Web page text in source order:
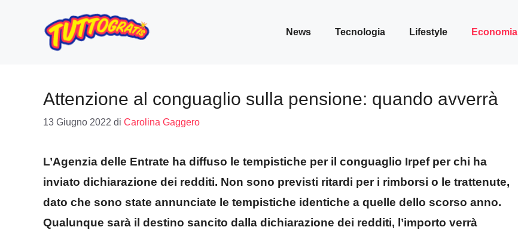
contenuto
News Tecnologia Lifestyle Economia
Attenzione al conguaglio sulla pensione: quando avverrà
13 Giugno 2022 di Carolina Gaggero
L’Agenzia delle Entrate ha diffuso le tempistiche per il conguaglio Irpef per chi ha
inviato dichiarazione dei redditi. Non sono previsti ritardi per i rimborsi o le trattenute,
dato che sono state annunciate le tempistiche identiche a quelle dello scorso anno.
Qualunque sarà il destino sancito dalla dichiarazione dei redditi, l’importo verrà